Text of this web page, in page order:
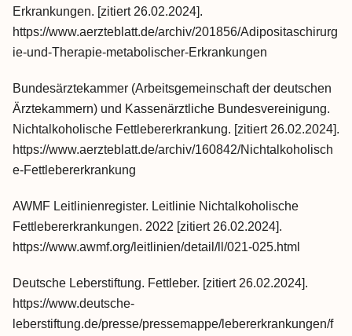
Erkrankungen. [zitiert 26.02.2024].
https://www.aerzteblatt.de/archiv/201856/Adipositaschirurg
ie-und-Therapie-metabolischer-Erkrankungen
Bundesärztekammer (Arbeitsgemeinschaft der deutschen
Ärztekammern) und Kassenärztliche Bundesvereinigung.
Nichtalkoholische Fettlebererkrankung. [zitiert 26.02.2024].
https://www.aerzteblatt.de/archiv/160842/Nichtalkoholisch
e-Fettlebererkrankung
AWMF Leitlinienregister. Leitlinie Nichtalkoholische
Fettlebererkrankungen. 2022 [zitiert 26.02.2024].
https://www.awmf.org/leitlinien/detail/ll/021-025.html
Deutsche Leberstiftung. Fettleber. [zitiert 26.02.2024].
https://www.deutsche-
leberstiftung.de/presse/pressemappe/lebererkrankungen/f